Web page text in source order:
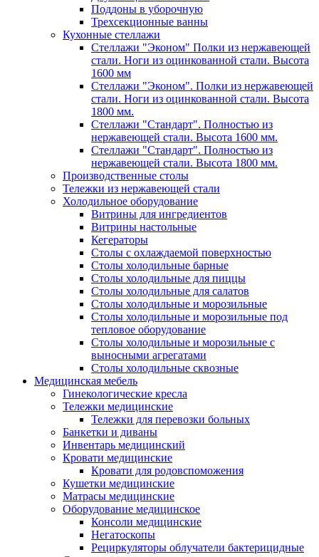
Поддоны в уборочную
Трехсекционные ванны
Кухонные стеллажи
Стеллажи "Эконом" Полки из нержавеющей
стали. Ноги из оцинкованной стали. Высота
1600 мм
Стеллажи "Эконом". Полки из нержавеющей
стали. Ноги из оцинкованной стали. Высота
1800 мм.
Стеллажи "Стандарт". Полностью из
нержавеющей стали. Высота 1600 мм.
Стеллажи "Стандарт". Полностью из
нержавеющей стали. Высота 1800 мм.
Производственные столы
Тележки из нержавеющей стали
Холодильное оборудование
Витрины для ингредиентов
Витрины настольные
Кегераторы
Столы с охлаждаемой поверхностью
Столы холодильные барные
Столы холодильные для пиццы
Столы холодильные для салатов
Столы холодильные и морозильные
Столы холодильные и морозильные под
тепловое оборудование
Столы холодильные и морозильные с
выносными агрегатами
Столы холодильные сквозные
Медицинская мебель
Гинекологические кресла
Тележки медицинские
Тележки для перевозки больных
Банкетки и диваны
Инвентарь медицинский
Кровати медицинские
Кровати для родовспоможения
Кушетки медицинские
Матраcы медицинские
Оборудование медицинское
Консоли медицинские
Негатоскопы
Рециркуляторы облучатели бактерицидные